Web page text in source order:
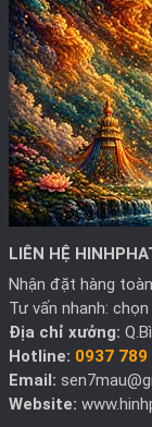
LIÊN HỆ
Nhận đặt hàng
Tư vấn nhanh:
Địa chỉ xưởng:
Hotline: 0937 789
Email:
Website: